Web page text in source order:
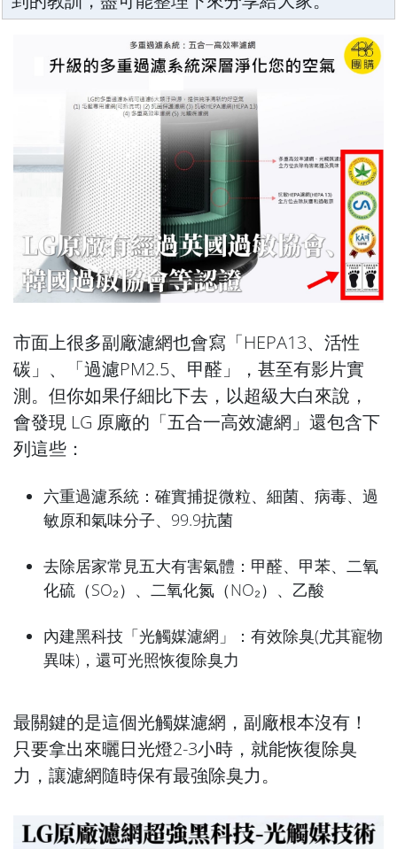
市面上很多副廠濾網也會寫「HEPA13、活性
碳」、「過濾PM2.5、甲醛」，甚至有影片實
測。但你如果仔細比下去，以超級大白來說，
會發現 LG 原廠的「五合一高效濾網」還包含下
列這些：
六重過濾系統：確實捕捉微粒、細菌、病毒、過
敏原和氣味分子、99.9抗菌
去除居家常見五大有害氣體：甲醛、甲苯、二氧
化硫（SO₂）、二氧化氮（NO₂）、乙酸
內建黑科技「光觸媒濾網」：有效除臭(尤其寵物
異味)，還可光照恢復除臭力
最關鍵的是這個光觸媒濾網，副廠根本沒有！
只要拿出來曬日光燈2-3小時，就能恢復除臭
力，讓濾網隨時保有最強除臭力。